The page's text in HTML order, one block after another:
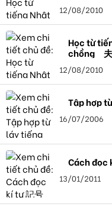
12/08/2010
Học từ
chồng
12/08/2010
Tập hợp
16/07/2006
Cách đọc
13/01/2011